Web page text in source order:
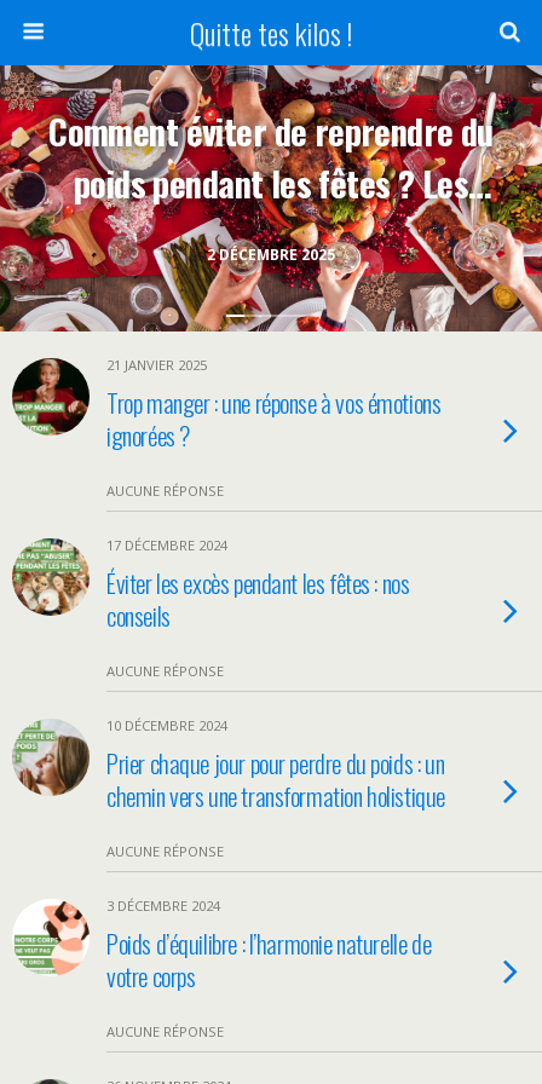
Quitte tes kilos !
2 DÉCEMBRE 2025
Comment éviter de reprendre du
poids pendant les fêtes ? Les
conseils d’une nutrithérapeute
21 JANVIER 2025
Trop manger : une réponse à vos émotions
ignorées ?
AUCUNE RÉPONSE
17 DÉCEMBRE 2024
Éviter les excès pendant les fêtes : nos
conseils
AUCUNE RÉPONSE
10 DÉCEMBRE 2024
Prier chaque jour pour perdre du poids : un
chemin vers une transformation holistique
AUCUNE RÉPONSE
3 DÉCEMBRE 2024
Poids d’équilibre : l’harmonie naturelle de
votre corps
AUCUNE RÉPONSE